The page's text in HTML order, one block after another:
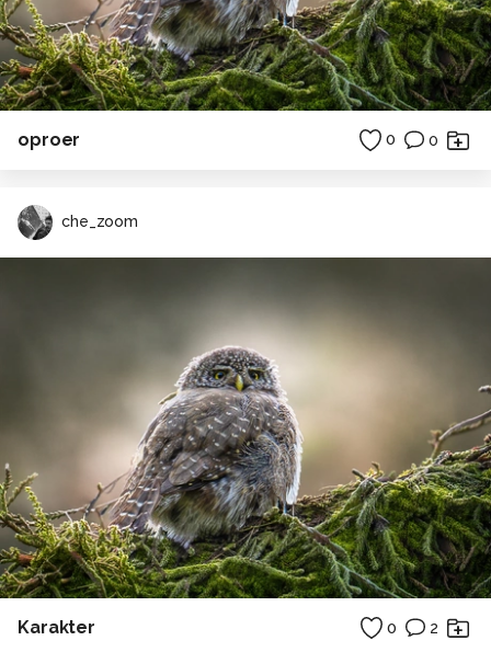
oproer 0 0
che_zoom
Karakter 0 2